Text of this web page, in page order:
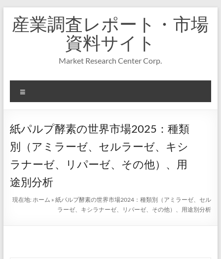
キ
プ
産業調査レポート・市場
資料サイト
Market Research Center Corp.
ニ
ー
紙パルプ酵素の世界市場2025：種類
別（アミラーゼ、セルラーゼ、キシ
ラナーゼ、リパーゼ、その他）、用
途別分析
現在地:ホーム »紙パルプ酵素の世界市場2024：種類別（アミラーゼ、セル
ラーゼ、キシラナーゼ、リパーゼ、その他）、用途別分析